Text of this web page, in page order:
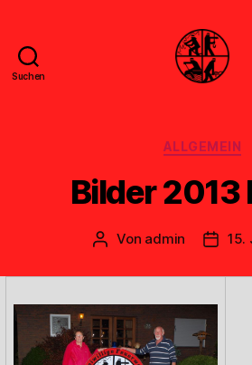
Suchen
ALLGEMEIN
Bilder 2013
Beitragsautor
Von admin 15.